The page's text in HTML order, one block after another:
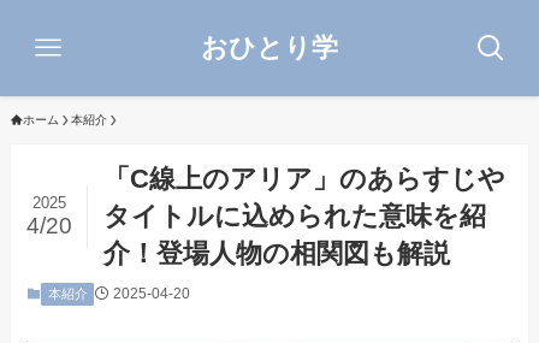
おひとり学
ホーム 本紹介
「C線上のアリア」のあらすじや
タイトルに込められた意味を紹
介！登場人物の相関図も解説
2025
4/20
本紹介 2025-04-20